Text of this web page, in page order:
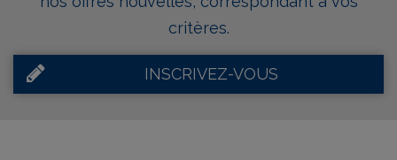
critères.
INSCRIVEZ-VOUS